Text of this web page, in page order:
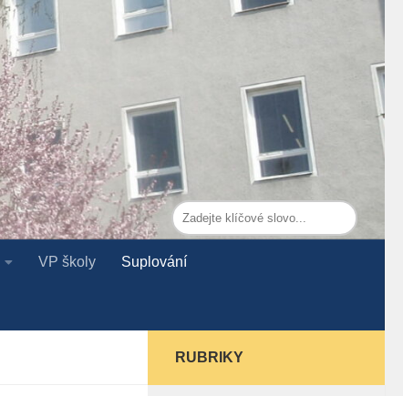
VP školy Suplování
RUBRIKY